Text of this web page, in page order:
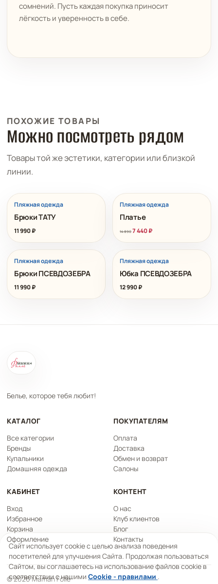
сомнений. Пусть каждая покупка приносит
лёгкость и уверенность в себе.
ПОХОЖИЕ ТОВАРЫ
Можно посмотреть рядом
Товары той же эстетики, категории или близкой
линии.
Пляжная одежда
Брюки ТАТУ
11 990₽
Пляжная одежда
Платье
14 890 7 440₽
Пляжная одежда
Брюки ПСЕВДОЗЕБРА
11 990₽
Пляжная одежда
Юбка ПСЕВДОЗЕБРА
12 990₽
Белье, которое тебя любит!
КАТАЛОГ
Все категории
Бренды
Купальники
Домашняя одежда
ПОКУПАТЕЛЯМ
Оплата
Доставка
Обмен и возврат
Салоны
КАБИНЕТ
Вход
Избранное
Корзина
Оформление
КОНТЕНТ
О нас
Клуб клиентов
Блог
Контакты
© 2026 Maman Folle
Сайт использует cookie с целью анализа поведения
посетителей для улучшения Сайта. Продолжая пользоваться
Сайтом, вы соглашаетесь на использование файлов cookie в
соответствии с нашими Cookie - правилами .